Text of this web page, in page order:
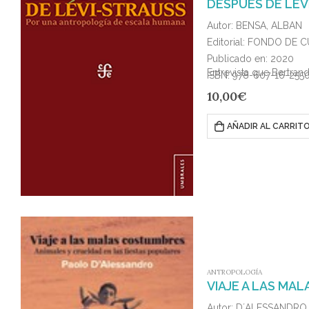
DESPUÉS DE
Autor: BENSA, ALBAN
Editorial: FONDO DE
Publicado en: 2020
ISBN: 978-607-16-
Entrevista que
10,00€
AÑADIR AL CARRITO
ANTROPOLOGÍA
VIAJE A LAS